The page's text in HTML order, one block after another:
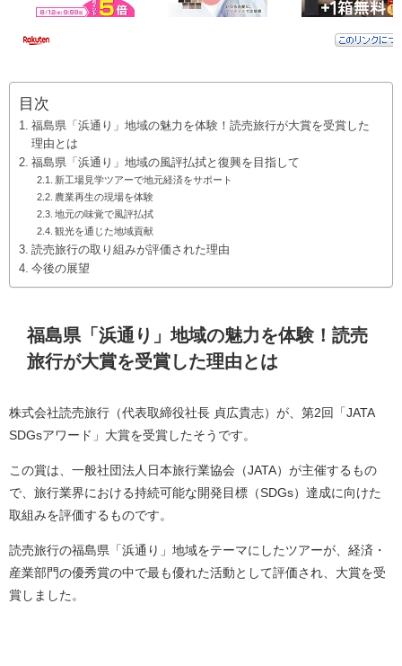
目次
福島県「浜通り」地域の魅力を体験！読売旅行が大賞を受賞した
理由とは
福島県「浜通り」地域の風評払拭と復興を目指して
新工場見学ツアーで地元経済をサポート
農業再生の現場を体験
地元の味覚で風評払拭
観光を通じた地域貢献
読売旅行の取り組みが評価された理由
今後の展望
福島県「浜通り」地域の魅力を体験！読売
旅行が大賞を受賞した理由とは
株式会社読売旅行（代表取締役社長 貞広貴志）が、第2回「JATA
SDGsアワード」大賞を受賞したそうです。
この賞は、一般社団法人日本旅行業協会（JATA）が主催するもの
で、旅行業界における持続可能な開発目標（SDGs）達成に向けた
取組みを評価するものです。
読売旅行の福島県「浜通り」地域をテーマにしたツアーが、経済・
産業部門の優秀賞の中で最も優れた活動として評価され、大賞を受
賞しました。